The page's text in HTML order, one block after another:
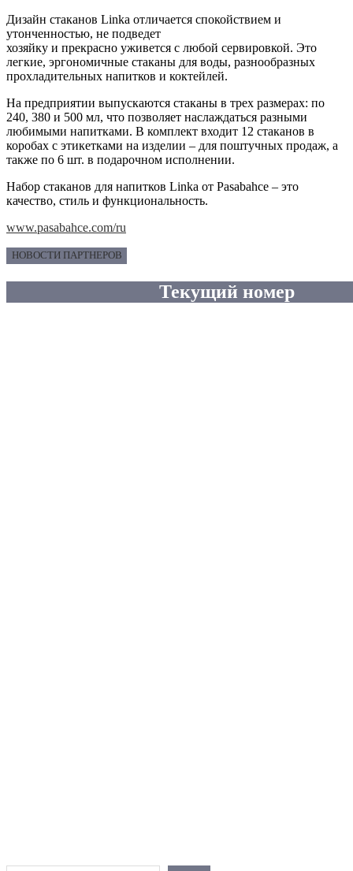
Дизайн стаканов Linka отличается спокойствием и
утонченностью, не подведет
хозяйку и прекрасно уживется с любой сервировкой. Это
легкие, эргономичные стаканы для воды, разнообразных
прохладительных напитков и коктейлей.
На предприятии выпускаются стаканы в трех размерах: по
240, 380 и 500 мл, что позволяет наслаждаться разными
любимыми напитками. В комплект входит 12 стаканов в
коробах с этикетками на изделии – для поштучных продаж, а
также по 6 шт. в подарочном исполнении.
Набор стаканов для напитков Linka от Pasabahce – это
качество, стиль и функциональность.
www.pasabahce.com/ru
НОВОСТИ ПАРТНЕРОВ
Текущий номер